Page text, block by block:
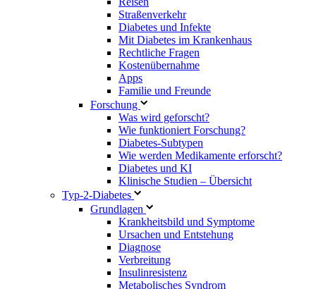
Straßenverkehr
Diabetes und Infekte
Mit Diabetes im Krankenhaus
Rechtliche Fragen
Kostenübernahme
Apps
Familie und Freunde
Forschung
Was wird geforscht?
Wie funktioniert Forschung?
Diabetes-Subtypen
Wie werden Medikamente erforscht?
Diabetes und KI
Klinische Studien – Übersicht
Typ-2-Diabetes
Grundlagen
Krankheitsbild und Symptome
Ursachen und Entstehung
Diagnose
Verbreitung
Insulinresistenz
Metabolisches Syndrom